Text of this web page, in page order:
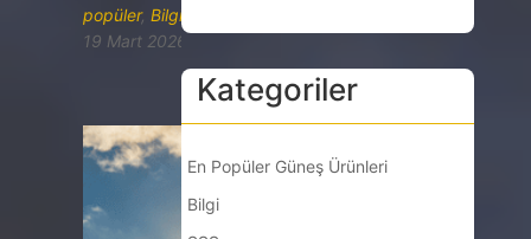
popüler,Bilgi
19 Mart 2026
Kategoriler
En Popüler Güneş Ürünleri
Bilgi